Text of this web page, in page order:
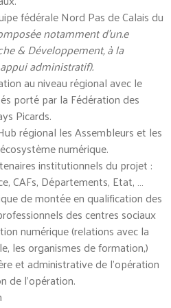
fédérale Nord Pas de Calais du
notamment d’un.e
& Développement, à la
administratif).
au niveau régional avec le
porté par la Fédération des
Picards.
régional les Assembleurs et les
numérique.
institutionnels du projet :
CAFs, Départements, Etat, …
de montée en qualification des
des centres sociaux
numérique (relations avec la
les organismes de formation,)
et administrative de l’opération
de l’opération.